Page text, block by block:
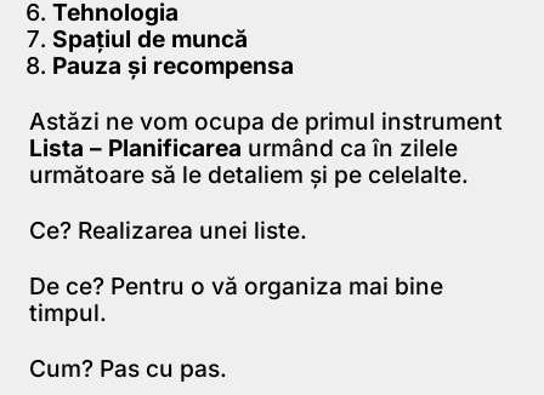
Tehnologia
Spaţiul de muncă
Pauza şi recompensa
Astăzi ne vom ocupa de primul instrument
Lista – Planificarea urmând ca în zilele
următoare să le detaliem şi pe celelalte.
Ce? Realizarea unei liste.
De ce? Pentru o vă organiza mai bine
timpul.
Cum? Pas cu pas.